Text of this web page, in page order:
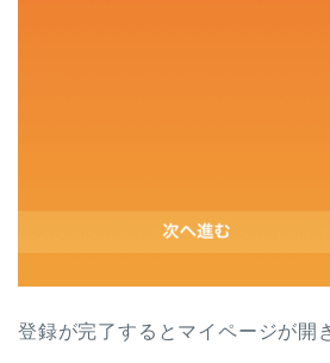
登録が完了するとマイページが開